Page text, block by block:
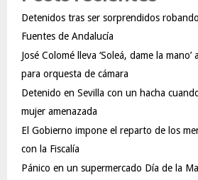
Detenidos tras ser sorprendidos
Fuentes de Andalucía
José Colomé lleva ‘Soleá, dame la
para orquesta de cámara
Detenido en Sevilla con un hacha
mujer amenazada
El Gobierno impone el reparto de los
con la Fiscalía
Pánico en un supermercado Día de la